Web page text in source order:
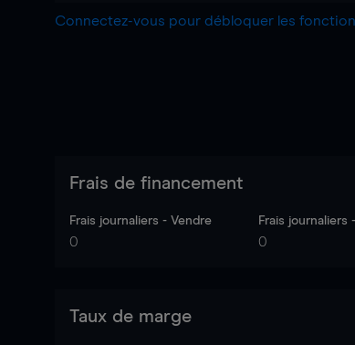
Connectez-vous pour débloquer les
Frais de financement
Frais journaliers - Vendre
0
Frais journaliers
0
Taux de marge